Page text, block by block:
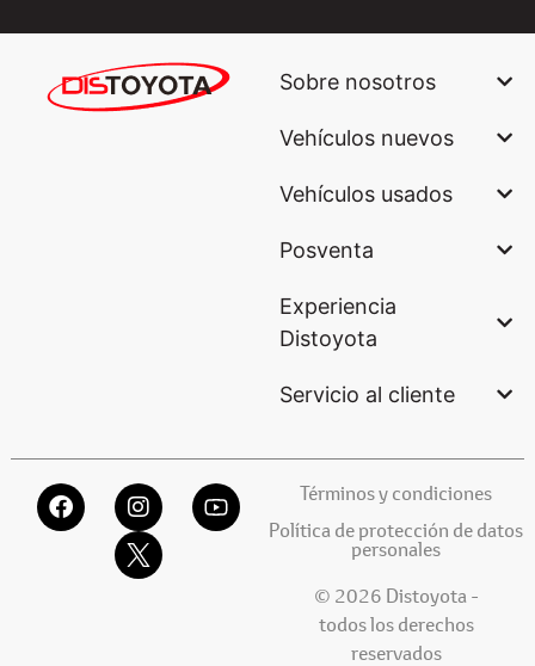
Sobre nosotros
Vehículos nuevos
Vehículos usados
Posventa
Experiencia
Distoyota
Servicio al cliente
Términos y condiciones
Política de protección de datos
personales
© 2026 Distoyota -
todos los derechos
reservados